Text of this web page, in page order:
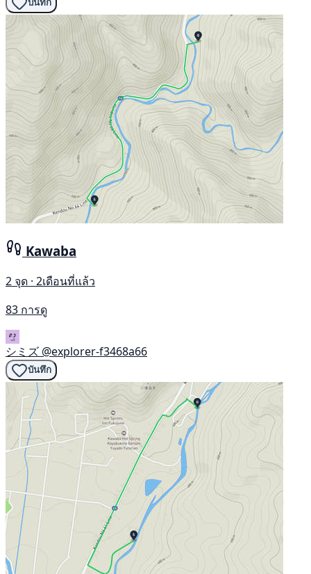
บันทึก
Kawaba
2 จุด · 2เดือนที่แล้ว
83 การดู
シミズ @explorer-f3468a66
บันทึก